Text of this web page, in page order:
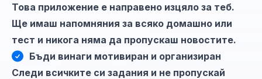
Това приложение е направено изцяло за теб.
Ще имаш напомняния за всяко домашно или
тест и никога няма да пропускаш новостите.
Бъди винаги мотивиран и организиран
Следи всичките си задания и не пропускай